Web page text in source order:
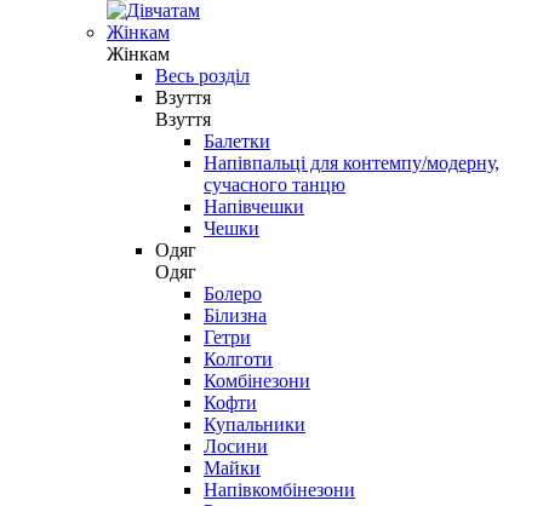
Жінкам
Жінкам
Весь розділ
Взуття
Взуття
Балетки
Напівпальці для контемпу/модерну,
сучасного танцю
Напівчешки
Чешки
Одяг
Одяг
Болеро
Білизна
Гетри
Колготи
Комбінезони
Кофти
Купальники
Лосини
Майки
Напівкомбінезони